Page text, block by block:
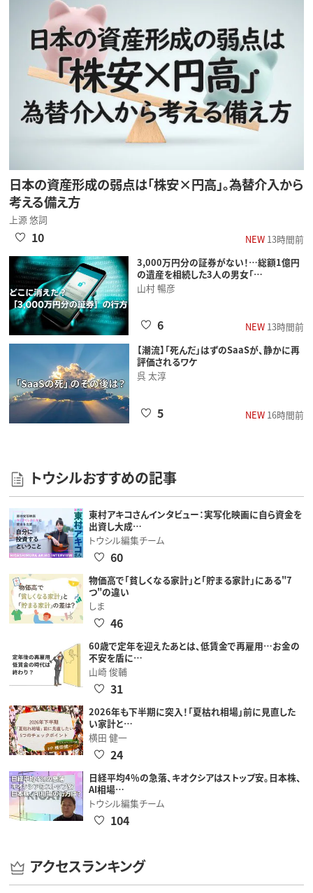
日本の資産形成の弱点は「株安×円高」。為替介入から
考える備え方
上源 悠詞
NEW13時間前
10
3,000万円分の証券がない！…総額1億円
の遺産を相続した3人の男女「…
山村 暢彦
NEW13時間前
6
【潮流】「死んだ」はずのSaaSが、静かに再
評価されるワケ
呉 太淳
NEW16時間前
5
トウシルおすすめの記事
東村アキコさんインタビュー：実写化映画に自ら資金を
出資し大成…
トウシル編集チーム
60
物価高で「貧しくなる家計」と「貯まる家計」にある"7
つ"の違い
しま
46
60歳で定年を迎えたあとは、低賃金で再雇用…お金の
不安を盾に…
山崎 俊輔
31
2026年も下半期に突入！「夏枯れ相場」前に見直した
い家計と…
横田 健一
24
日経平均4％の急落、キオクシアはストップ安。日本株、
AI相場…
トウシル編集チーム
104
アクセスランキング